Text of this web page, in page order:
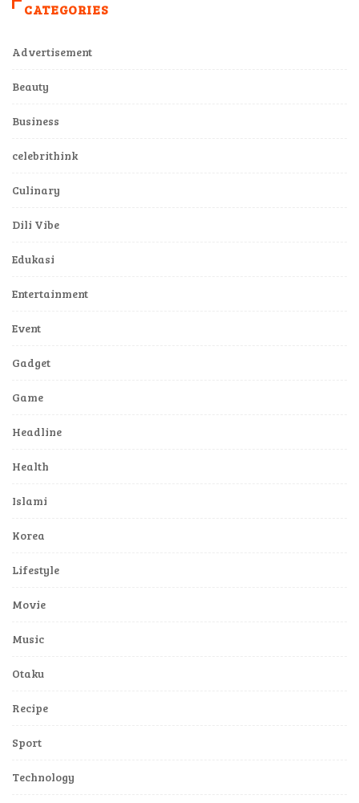
CATEGORIES
Advertisement
Beauty
Business
celebrithink
Culinary
Dili Vibe
Edukasi
Entertainment
Event
Gadget
Game
Headline
Health
Islami
Korea
Lifestyle
Movie
Music
Otaku
Recipe
Sport
Technology